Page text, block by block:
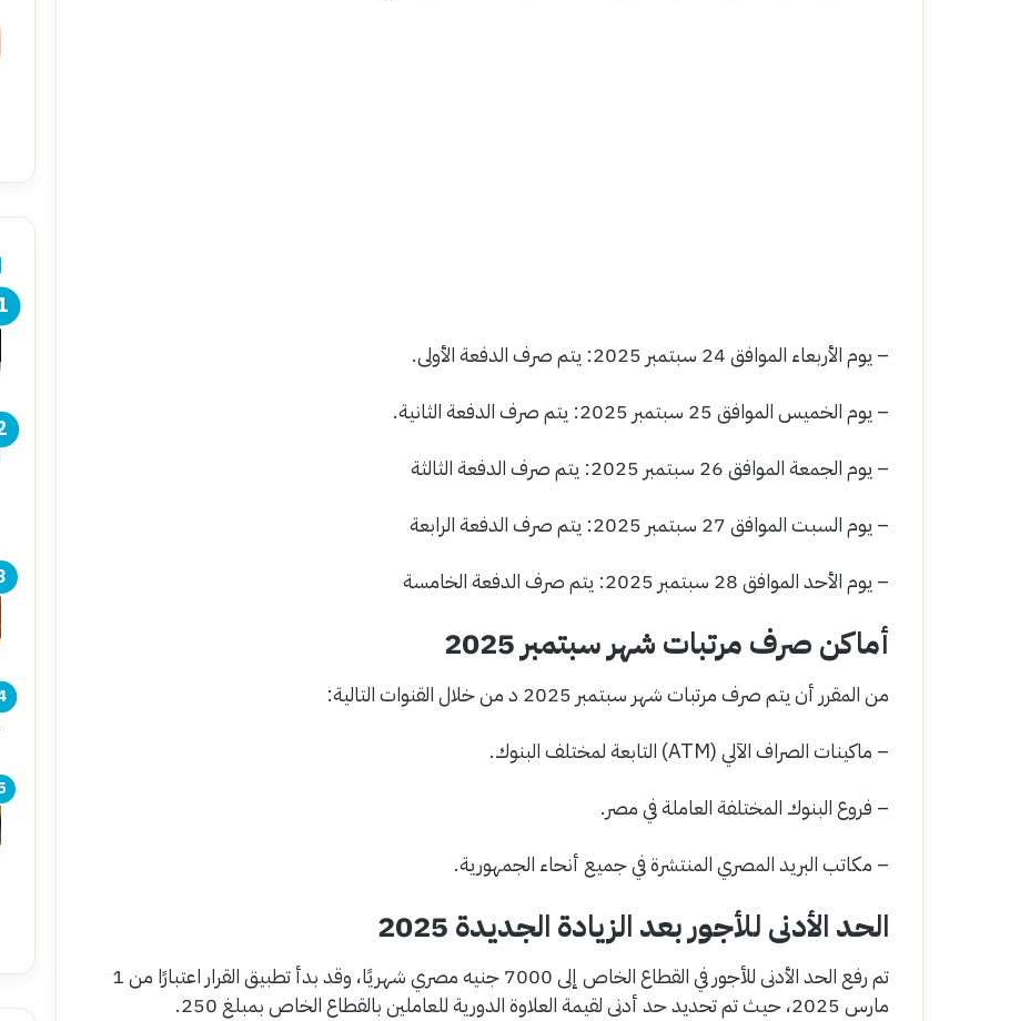
– يوم الأربعاء الموافق 24 سبتمبر 2025: يتم صرف الدفعة الأولى.
– يوم الخميس الموافق 25 سبتمبر 2025: يتم صرف الدفعة الثانية.
– يوم الجمعة الموافق 26 سبتمبر 2025: يتم صرف الدفعة الثالثة
– يوم السبت الموافق 27 سبتمبر 2025: يتم صرف الدفعة الرابعة
– يوم الأحد الموافق 28 سبتمبر 2025: يتم صرف الدفعة الخامسة
أماكن صرف مرتبات شهر سبتمبر 2025
من المقرر أن يتم صرف مرتبات شهر سبتمبر 2025 د من خلال القنوات التالية:
– ماكينات الصراف الآلي (ATM) التابعة لمختلف البنوك.
– فروع البنوك المختلفة العاملة في مصر.
– مكاتب البريد المصري المنتشرة في جميع أنحاء الجمهورية.
الحد الأدنى للأجور بعد الزيادة الجديدة 2025
تم رفع الحد الأدنى للأجور في القطاع الخاص إلى 7000 جنيه مصري شهريًا، وقد بدأ تطبيق القرار اعتبارًا من 1
مارس 2025، حيث تم تحديد حد أدنى لقيمة العلاوة الدورية للعاملين بالقطاع الخاص بمبلغ 250.